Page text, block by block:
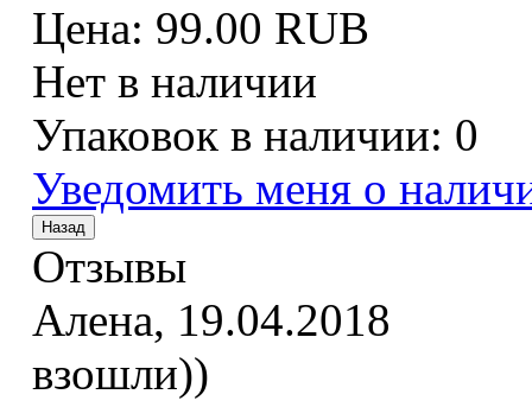
Цена: 99.00 RUB
Нет в наличии
Упаковок в наличии: 0
Уведомить меня о
Отзывы
Алена, 19.04.2018
взошли))